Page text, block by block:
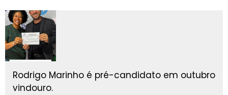
Rodrigo Marinho é pré-candidato em outubro
vindouro.